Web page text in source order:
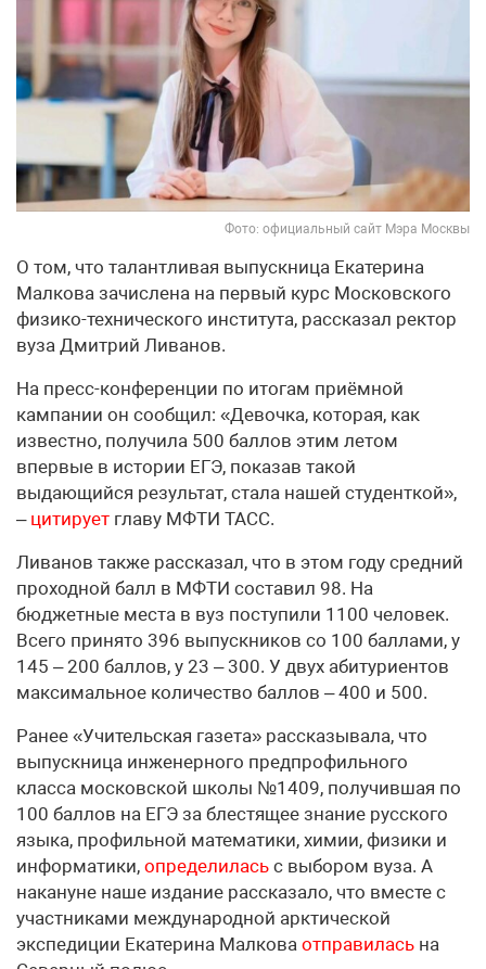
Фото: официальный сайт Мэра Москвы
О том, что талантливая выпускница Екатерина
Малкова зачислена на первый курс Московского
физико-технического института, рассказал ректор
вуза Дмитрий Ливанов.
На пресс-конференции по итогам приёмной
кампании он сообщил: «Девочка, которая, как
известно, получила 500 баллов этим летом
впервые в истории ЕГЭ, показав такой
выдающийся результат, стала нашей студенткой»,
– цитирует главу МФТИ ТАСС.
Ливанов также рассказал, что в этом году средний
проходной балл в МФТИ составил 98. На
бюджетные места в вуз поступили 1100 человек.
Всего принято 396 выпускников со 100 баллами, у
145 – 200 баллов, у 23 – 300. У двух абитуриентов
максимальное количество баллов – 400 и 500.
Ранее «Учительская газета» рассказывала, что
выпускница инженерного предпрофильного
класса московской школы №1409, получившая по
100 баллов на ЕГЭ за блестящее знание русского
языка, профильной математики, химии, физики и
информатики, определилась с выбором вуза. А
накануне наше издание рассказало, что вместе с
участниками международной арктической
экспедиции Екатерина Малкова отправилась на